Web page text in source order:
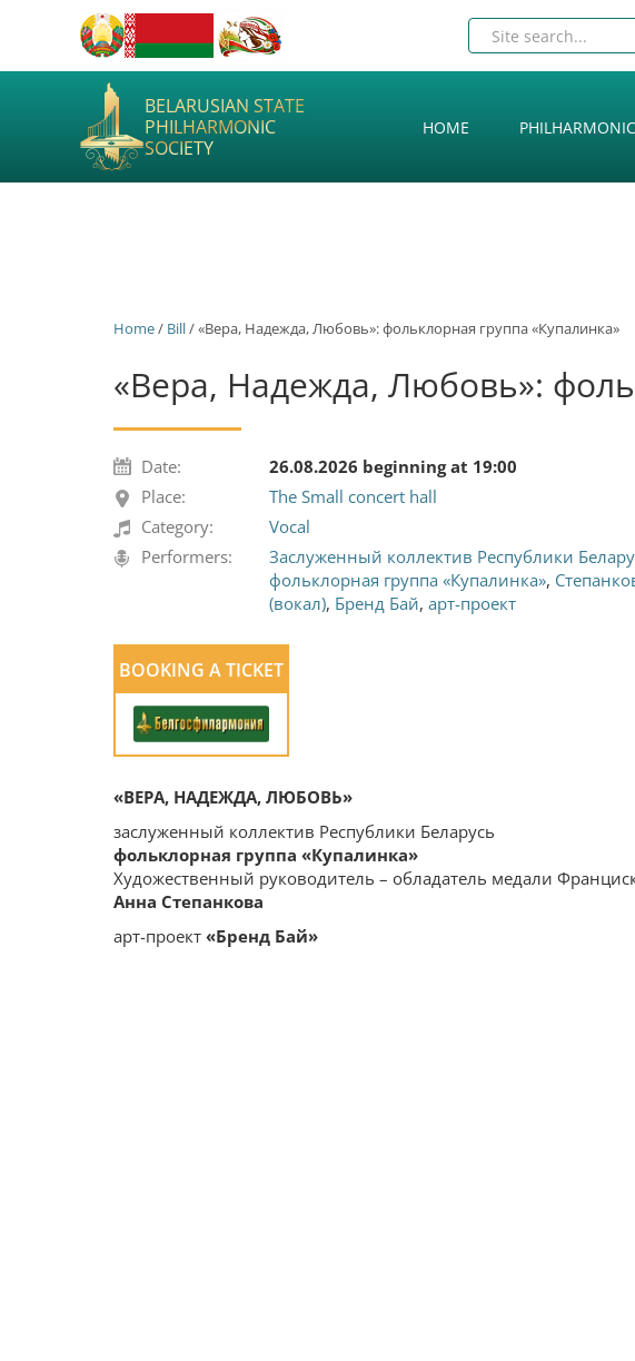
BELARUSIAN STATE
PHILHARMONIC
SOCIETY
HOME PHILHARMONIC
Home/ Bill/ «Вера, Надежда, Любовь»: фольклорная группа «Купалинка»
«Вера, Надежда, Любовь»:
Date:
26.08.2026 beginning at 19:00
Place:
The Small concert hall
Category:
Vocal
Performers:
Заслуженный коллектив Республики
фольклорная группа «Купалинка»,
(вокал), Бренд Бай, арт-проект
BOOKING A TICKET
«ВЕРА, НАДЕЖДА, ЛЮБОВЬ»
заслуженный коллектив Республики Беларусь
фольклорная группа «Купалинка»
Художественный руководитель – обладатель медали
Анна Степанкова
арт-проект «Бренд Бай»